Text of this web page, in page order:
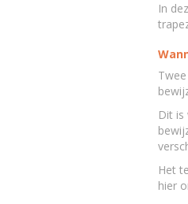
In
Dit
Het
hier